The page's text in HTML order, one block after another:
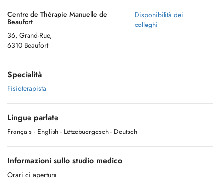
Centre de Thérapie Manuelle de
Beaufort
36, Grand-Rue,
6310 Beaufort
Disponibilità dei
colleghi
Specialità
Fisioterapista
Lingue parlate
Français - English - Lëtzebuergesch - Deutsch
Informazioni sullo studio medico
Orari di apertura